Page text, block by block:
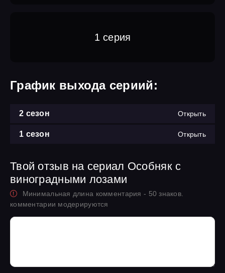
1 серия
График выхода сериий:
2 сезон Открыть
1 сезон Открыть
Твой отзыв на сериал Особняк с
виноградными лозами
Минимальная длина комментария - 50 знаков.
комментарии модерируются